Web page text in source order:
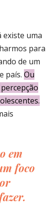
existe uma
para
de um
país. Ou
em
foco